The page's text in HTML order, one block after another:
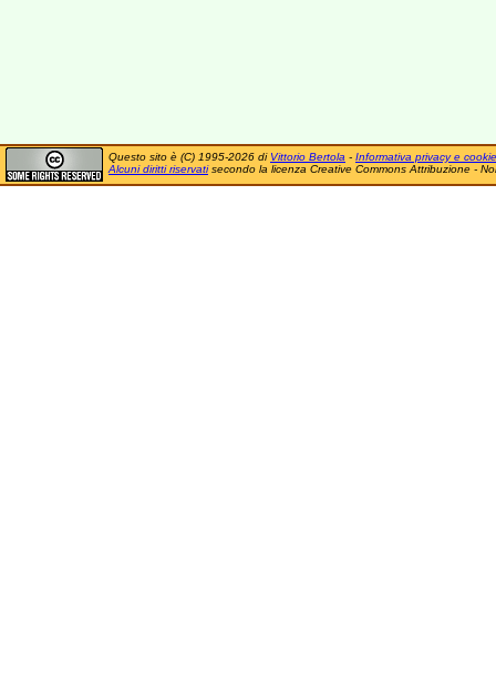
Questo sito è (C) 1995-2026 di Vittorio Bertola - Informativa privacy e cookie
Alcuni diritti riservatisecondo la licenza Creative Commons Attribuzione -